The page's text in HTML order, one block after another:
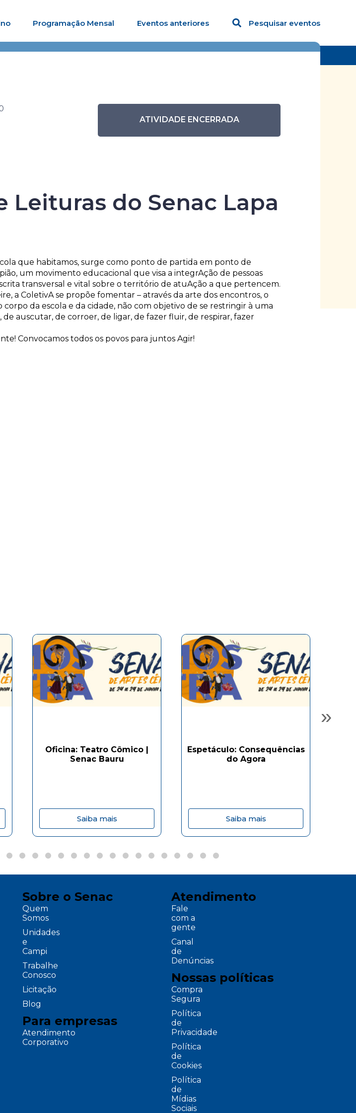
Programação Mensal Eventos anteriores Pesquisar eventos
ATIVIDADE ENCERRADA
Leituras do Senac Lapa
que habitamos, surge como ponto de partida em ponto de
um movimento educacional que visa a integrAção de pessoas
transversal e vital sobre o território de atuAção a que pertencem.
a ColetivA se propõe fomentar – através da arte dos encontros, o
da escola e da cidade, não com objetivo de se restringir à uma
auscutar, de corroer, de ligar, de fazer fluir, de respirar, fazer
Convocamos todos os povos para juntos Agir!
Oficina: Teatro Cômico |
Senac Bauru
Saiba mais
Espetáculo: Consequências
do Agora
Saiba mais
»
Sobre o Senac
Quem
Somos
Unidades
e
Campi
Trabalhe
Conosco
Licitação
Blog
Para empresas
Atendimento
Corporativo
Atendimento
Fale
com a
gente
Canal
de
Denúncias
Nossas políticas
Compra
Segura
Política
de
Privacidade
Política
de
Cookies
Política
de
Mídias
Sociais